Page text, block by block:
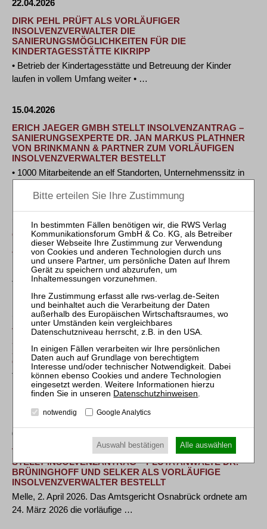
22.04.2026
DIRK PEHL PRÜFT ALS VORLÄUFIGER
INSOLVENZVERWALTER DIE
SANIERUNGSMÖGLICHKEITEN FÜR DIE
KINDERTAGESSTÄTTE KIKRIPP
• Betrieb der Kindertagesstätte und Betreuung der Kinder
laufen in vollem Umfang weiter • …
15.04.2026
ERICH JAEGER GMBH STELLT INSOLVENZANTRAG –
SANIERUNGSEXPERTE DR. JAN MARKUS PLATHNER
VON BRINKMANN & PARTNER ZUM VORLÄUFIGEN
INSOLVENZVERWALTER BESTELLT
• 1000 Mitarbeitende an elf Standorten, Unternehmenssitz in
CURAMEO AG STELLT INSOLVENZANTRAG – PLUTA
RECHTSANWALT PATRICK MEYERLE ZUM
VORLÄUFIGEN INSOLVENZVERWALTER BESTELLT
Nürnberg, 13. April 2026. Die curameo AG aus dem
fränkischen Reichenschwand hat beim Amtsgericht …
14.04.2026
VID VERBAND INSOLVENZVERWALTER UND
SACHWALTER DEUTSCHLANDS: GANZHEITLICHE
SICHT ERFORDERLICH - INSOLVENZEN IM
GESAMTWIRTSCHAFTLICHEN KONTEXT SEHEN
Trotz Schlagzeilen über Rekordpleiten:
Unternehmensinsolvenzen steigen laut amtlicher Statistik
07.04.2026
TIERNAHRUNGSHERSTELLER BUNNY AUS MELLE
STELLT INSOLVENZANTRAG – PLUTA ANWÄLTE DR.
BRÜNINGHOFF UND SELKER ALS VORLÄUFIGE
INSOLVENZVERWALTER BESTELLT
Melle, 2. April 2026. Das Amtsgericht Osnabrück ordnete am
24. März 2026 die vorläufige …
Datenschutzhinweisen.
notwendig Google Analytics
Auswahl bestätigen Alle auswählen